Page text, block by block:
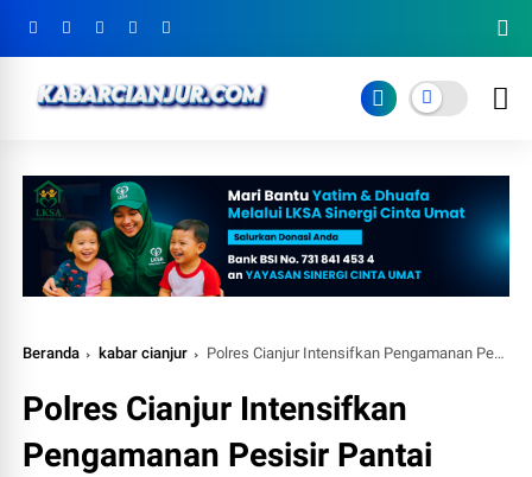
Beranda kabar cianjur Polres Cianjur Intensifkan Pengamanan Pesisir Pantai Cianjur Selatan
Polres Cianjur Intensifkan
Pengamanan Pesisir Pantai